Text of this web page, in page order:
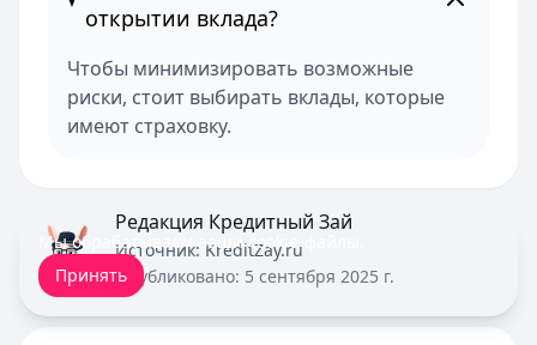
открытии вклада?
Чтобы минимизировать возможные
риски, стоит выбирать вклады, которые
имеют страховку.
Редакция Кредитный Зай
Источник: KreditZay.ru
Опубликовано: 5 сентября 2025 г.
Мы обрабатываем ваши cookie-файлы
Принять